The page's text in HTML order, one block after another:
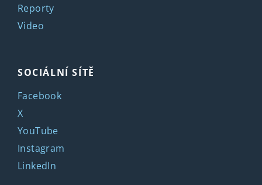
Reporty
Video
SOCIÁLNÍ SÍTĚ
Facebook
X
YouTube
Instagram
LinkedIn